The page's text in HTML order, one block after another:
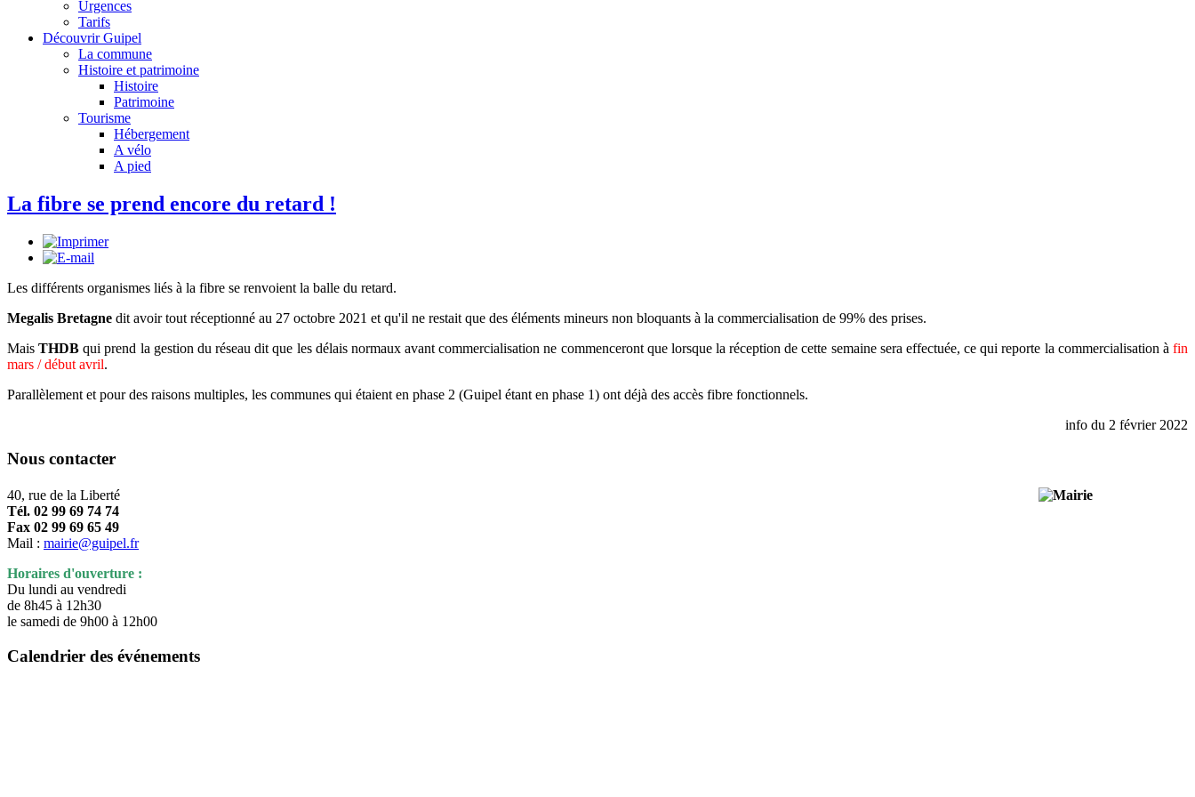
Urgences
Tarifs
Découvrir Guipel
La commune
Histoire et patrimoine
Histoire
Patrimoine
Tourisme
Hébergement
A vélo
A pied
La fibre se prend encore du retard !
Les différents organismes liés à la fibre se renvoient la balle du retard.
Megalis Bretagne dit avoir tout réceptionné au 27 octobre 2021 et qu'il ne restait que des éléments mineurs non bloquants à la commercialisation de 99% des prises.
MaisTHDB qui prend la gestion du réseau dit que les délais normaux avant commercialisation ne commenceront que lorsque la réception de cette semaine sera effectuée, ce qui reporte la commercialisation à fin
mars / début avril.
Parallèlement et pour des raisons multiples, les communes qui étaient en phase 2 (Guipel étant en phase 1) ont déjà des accès fibre fonctionnels.
info du 2 février 2022
Nous contacter
40, rue de la Liberté
Tél. 02 99 69 74 74
Fax 02 99 69 65 49
Mail : mairie@guipel.fr
Horaires d'ouverture :
Du lundi au vendredi
de 8h45 à 12h30
le samedi de 9h00 à 12h00
Calendrier des événements